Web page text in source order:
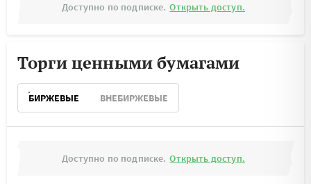
Доступно по подписке. Открыть доступ.
Торги ценными бумагами
БИРЖЕВЫЕ ВНЕБИРЖЕВЫЕ
Доступно по подписке. Открыть доступ.